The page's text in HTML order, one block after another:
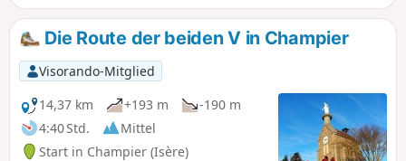
Die Route der beiden V in Champier
Visorando-Mitglied
14,37 km
+193 m
-190 m
4:40 Std.
Mittel
Start in Champier (Isère)